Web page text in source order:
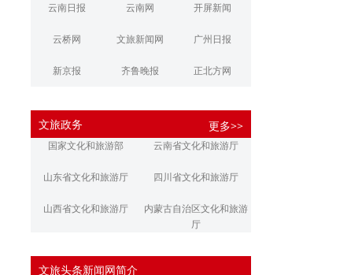
云南日报 云南网 开屏新闻
云桥网 文旅新闻网 广州日报
新京报 齐鲁晚报 正北方网
江南都市报 潇湘晨报
文旅政务 更多>>
国家文化和旅游部 云南省文化和旅游厅
山东省文化和旅游厅 四川省文化和旅游厅
山西省文化和旅游厅
内蒙古自治区文化和旅游
厅
浙江省文化和旅游厅
文旅头条新闻网简介